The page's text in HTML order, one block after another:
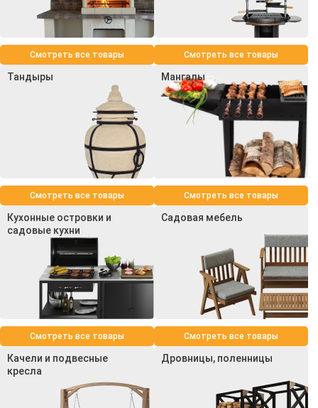
Смотреть все товары Смотреть все товары
Тандыры
Смотреть все товары
Мангалы
Смотреть все товары
Кухонные островки и
садовые кухни
Смотреть все товары
Садовая мебель
Смотреть все товары
Качели и подвесные
кресла
Дровницы, поленницы